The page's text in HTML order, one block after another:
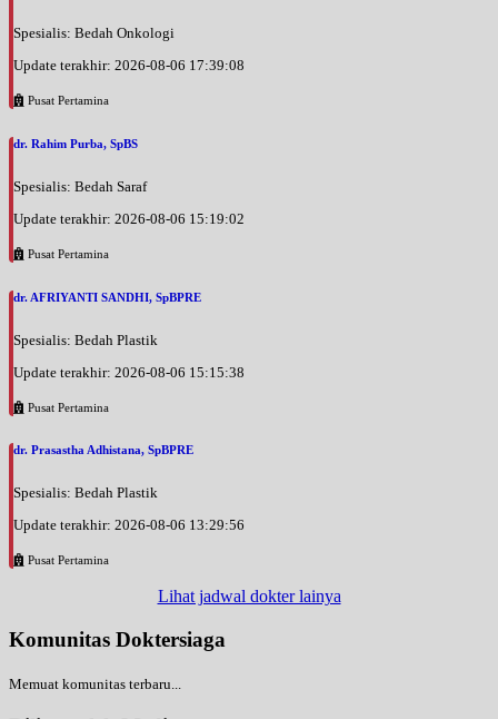
Spesialis: Bedah Onkologi
Update terakhir: 2026-08-06 17:39:08
Pusat Pertamina
dr. Rahim Purba, SpBS
Spesialis: Bedah Saraf
Update terakhir: 2026-08-06 15:19:02
Pusat Pertamina
dr. AFRIYANTI SANDHI, SpBPRE
Spesialis: Bedah Plastik
Update terakhir: 2026-08-06 15:15:38
Pusat Pertamina
dr. Prasastha Adhistana, SpBPRE
Spesialis: Bedah Plastik
Update terakhir: 2026-08-06 13:29:56
Pusat Pertamina
Lihat jadwal dokter lainya
Komunitas Doktersiaga
Memuat komunitas terbaru...